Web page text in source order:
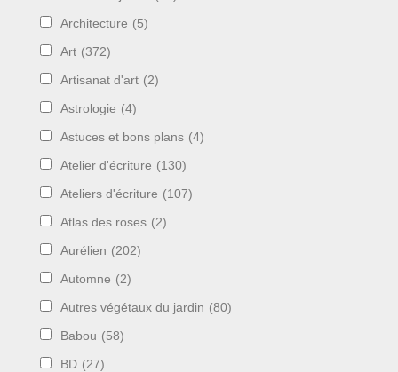
Architecture (5)
Art (372)
Artisanat d'art (2)
Astrologie (4)
Astuces et bons plans (4)
Atelier d'écriture (130)
Ateliers d'écriture (107)
Atlas des roses (2)
Aurélien (202)
Automne (2)
Autres végétaux du jardin (80)
Babou (58)
BD (27)